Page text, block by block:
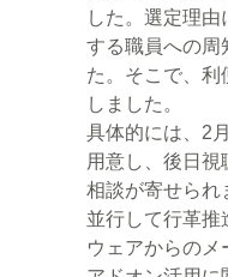
した。選定理
する職員への周
た。そこで、
しました。
具体的には、2
用意し、後日
相談が寄せられ
並行して行革
ウェアからの